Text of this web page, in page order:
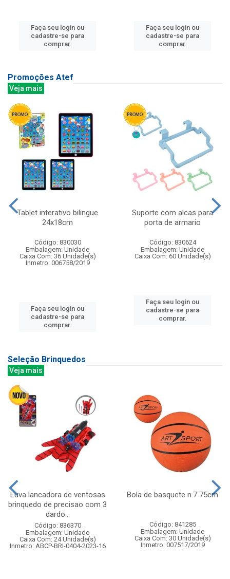
Faça seu login ou
cadastre-se para
comprar.
Faça seu login ou
cadastre-se para
comprar.
Promoções Atef
Veja mais
Tablet interativo bilingue
24x18cm
Código: 830030
Embalagem: Unidade
Caixa Com: 36 Unidade(s)
Inmetro: 006758/2019
Faça seu login ou
cadastre-se para
comprar.
Suporte com alcas para
porta de armario
Código: 830624
Embalagem: Unidade
Caixa Com: 60 Unidade(s)
Faça seu login ou
cadastre-se para
comprar.
Seleção Brinquedos
Veja mais
Luva lancadora de ventosas
brinquedo de precisao com 3
dardo...
Código: 836370
Embalagem: Unidade
Caixa Com: 24 Unidade(s)
Inmetro: ABCP-BRI-0404-2023-16
Bola de basquete n.7 75cm
Código: 841285
Embalagem: Unidade
Caixa Com: 30 Unidade(s)
Inmetro: 007517/2019